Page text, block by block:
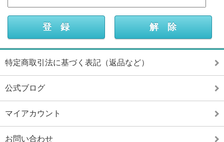
特定商取引法に基づく表記（返品など）
公式ブログ
マイアカウント
お問い合わせ